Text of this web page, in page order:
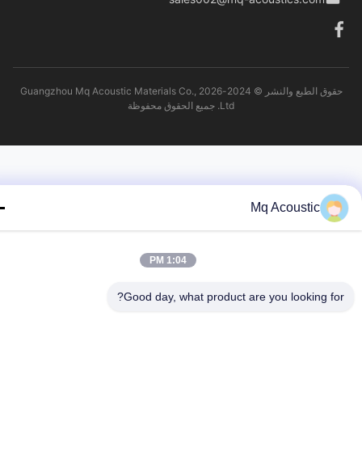
حقوق الطبع والنشر © 2024-2026 Guangzhou Mq Acoustic Materials Co.,
Mq Acoustic
1:04 PM
Good day, what product are you looking